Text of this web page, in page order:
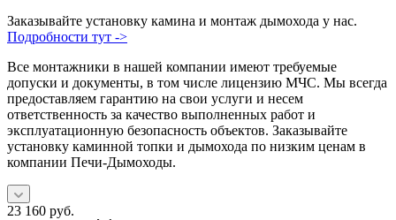
Заказывайте установку камина и монтаж дымохода у нас.
Подробности тут ->
Все монтажники в нашей компании имеют требуемые
допуски и документы, в том числе лицензию МЧС. Мы всегда
предоставляем гарантию на свои услуги и несем
ответственность за качество выполненных работ и
эксплуатационную безопасность объектов. Заказывайте
установку каминной топки и дымохода по низким ценам в
компании Печи-Дымоходы.
23 160 руб.